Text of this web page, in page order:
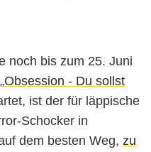
noch bis zum 25. Juni
Obsession - Du sollst
ist der für läppische
Schocker in
dem besten Weg, zu